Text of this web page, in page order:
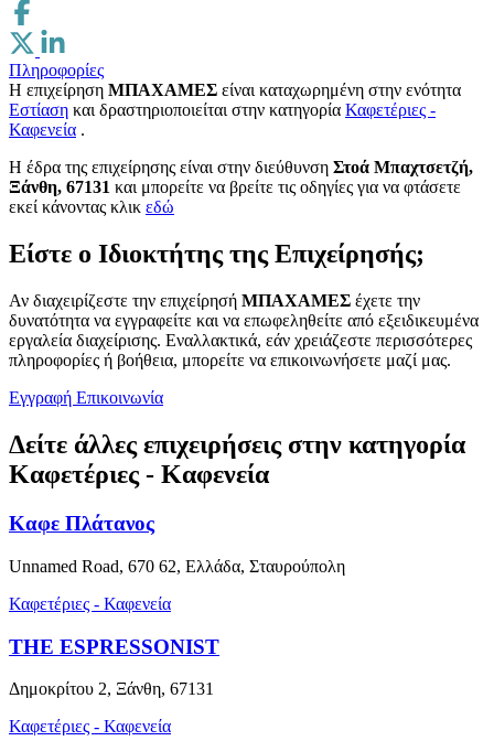
Πληροφορίες
Η επιχείρηση ΜΠΑΧΑΜΕΣ είναι καταχωρημένη στην ενότητα
Εστίαση και δραστηριοποιείται στην κατηγορία Καφετέριες -
Καφενεία .
H έδρα της επιχείρησης είναι στην διεύθυνση Στοά Μπαχτσετζή,
Ξάνθη, 67131 και μπορείτε να βρείτε τις οδηγίες για να φτάσετε
εκεί κάνοντας κλικ εδώ
Είστε ο Ιδιοκτήτης της Επιχείρησής;
Αν διαχειρίζεστε την επιχείρησή ΜΠΑΧΑΜΕΣ έχετε την
δυνατότητα να εγγραφείτε και να επωφεληθείτε από εξειδικευμένα
εργαλεία διαχείρισης. Εναλλακτικά, εάν χρειάζεστε περισσότερες
πληροφορίες ή βοήθεια, μπορείτε να επικοινωνήσετε μαζί μας.
Εγγραφή Επικοινωνία
Δείτε άλλες επιχειρήσεις στην κατηγορία
Καφετέριες - Καφενεία
Καφε Πλάτανος
Unnamed Road, 670 62, Ελλάδα, Σταυρούπολη
Καφετέριες - Καφενεία
THE ESPRESSONIST
Δημοκρίτου 2, Ξάνθη, 67131
Καφετέριες - Καφενεία